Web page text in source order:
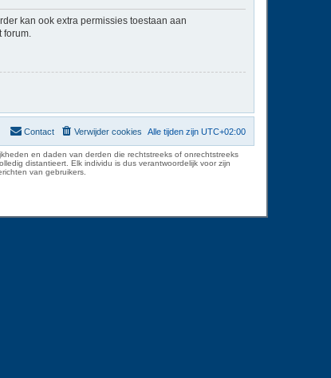
kan ook extra permissies toestaan aan
Alle tijden zijn UTC+02:00
Verwijder cookies
Contact
en daden van derden die rechtstreeks of onrechtstreeks
distantieert. Elk individu is dus verantwoordelijk voor zijn
van gebruikers.